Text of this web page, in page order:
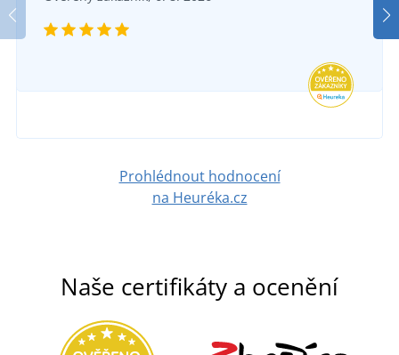
Prohlédnout hodnocení
na Heuréka.cz
Naše certifikáty a ocenění